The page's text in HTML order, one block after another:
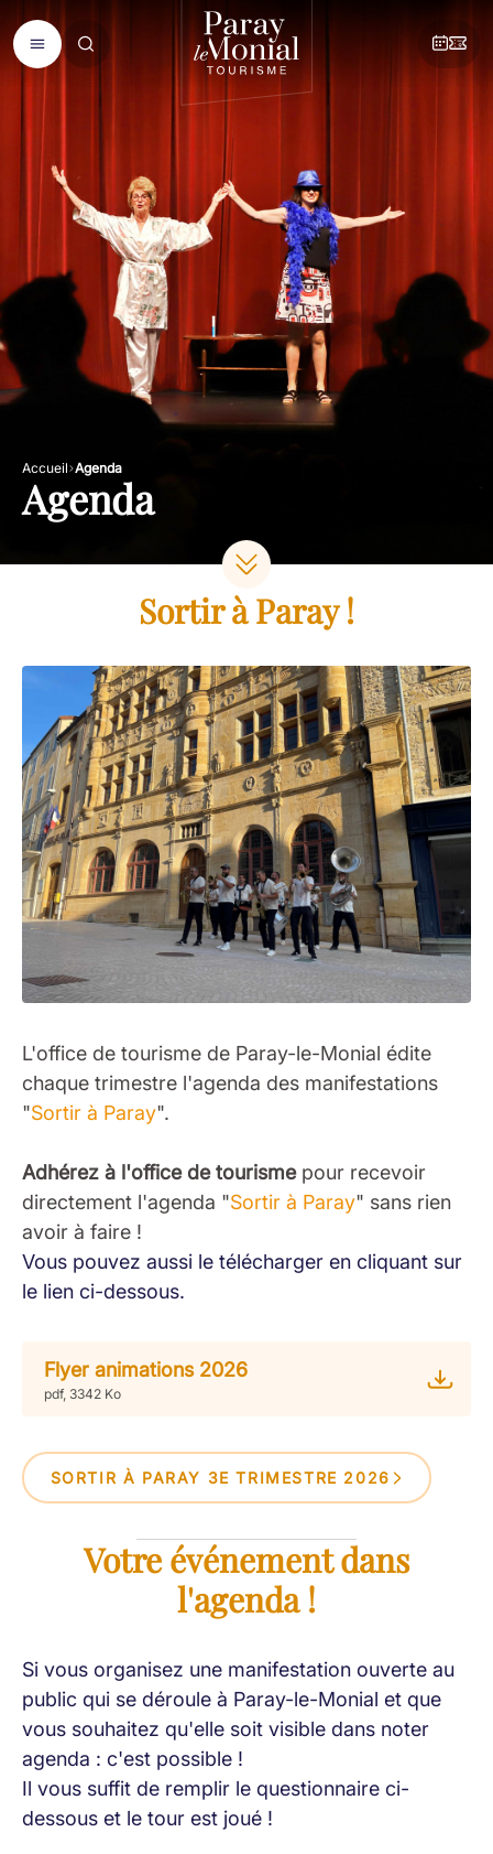
Accueil Agenda
Agenda
Sortir à Paray !
L'office de tourisme de Paray-le-Monial édite
chaque trimestre l'agenda des manifestations
"Sortir à Paray".
Adhérez à l'office de tourismepour recevoir
directement l'agenda "Sortir à Paray" sans rien
avoir à faire !
Vous pouvez aussi le télécharger en cliquant sur
le lien ci-dessous.
Flyer animations 2026
pdf, 3342 Ko
SORTIR À PARAY 3E TRIMESTRE 2026
Votre événement dans
l'agenda !
Si vous organisez une manifestation ouverte au
public qui se déroule à Paray-le-Monial et que
vous souhaitez qu'elle soit visible dans noter
agenda : c'est possible !
Il vous suffit de remplir le questionnaire ci-
dessous et le tour est joué !